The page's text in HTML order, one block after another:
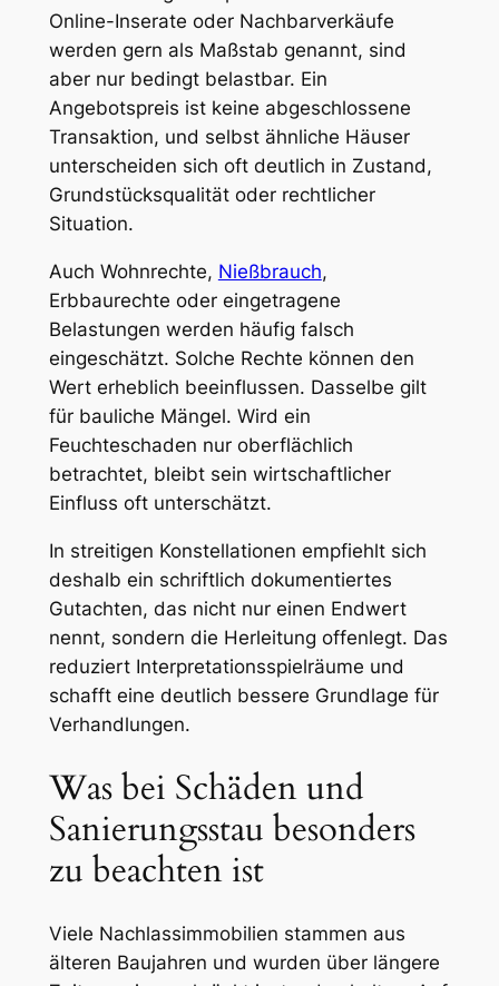
Online-Inserate oder Nachbarverkäufe
werden gern als Maßstab genannt, sind
aber nur bedingt belastbar. Ein
Angebotspreis ist keine abgeschlossene
Transaktion, und selbst ähnliche Häuser
unterscheiden sich oft deutlich in Zustand,
Grundstücksqualität oder rechtlicher
Situation.
Auch Wohnrechte, Nießbrauch,
Erbbaurechte oder eingetragene
Belastungen werden häufig falsch
eingeschätzt. Solche Rechte können den
Wert erheblich beeinflussen. Dasselbe gilt
für bauliche Mängel. Wird ein
Feuchteschaden nur oberflächlich
betrachtet, bleibt sein wirtschaftlicher
Einfluss oft unterschätzt.
In streitigen Konstellationen empfiehlt sich
deshalb ein schriftlich dokumentiertes
Gutachten, das nicht nur einen Endwert
nennt, sondern die Herleitung offenlegt. Das
reduziert Interpretationsspielräume und
schafft eine deutlich bessere Grundlage für
Verhandlungen.
Was bei Schäden und
Sanierungsstau besonders
zu beachten ist
Viele Nachlassimmobilien stammen aus
älteren Baujahren und wurden über längere